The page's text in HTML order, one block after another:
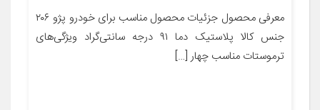
معرفی محصول جزئیات محصول مناسب برای خودرو پژو ۲۰۶
جنس کالا پلاستیک دما ۹۱ درجه سانتی‌گراد ویژگی‌های
ترموستات مناسب چهار […]